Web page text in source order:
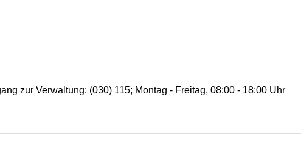
zur Verwaltung: (030) 115; Montag - Freitag, 08:00 - 18:00 Uhr